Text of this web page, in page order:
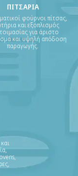
ΠΙΤΣΑΡΙΑ
φούρνοι πίτσας,
και εξοπλισμός
για άριστο
και υψηλή απόδοση
παραγωγής.